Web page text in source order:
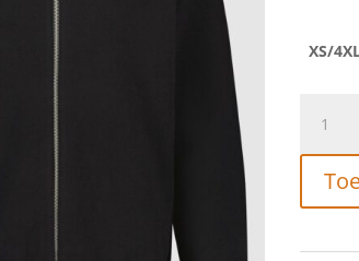
XS/
TRUST
ACE
VEST
INK